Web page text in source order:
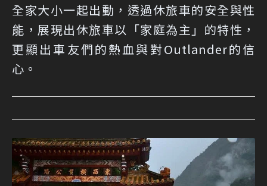
全家大小一起出動，透過休旅車的安全與性
能，展現出休旅車以「家庭為主」的特性，
更顯出車友們的熱血與對Outlander的信
心。